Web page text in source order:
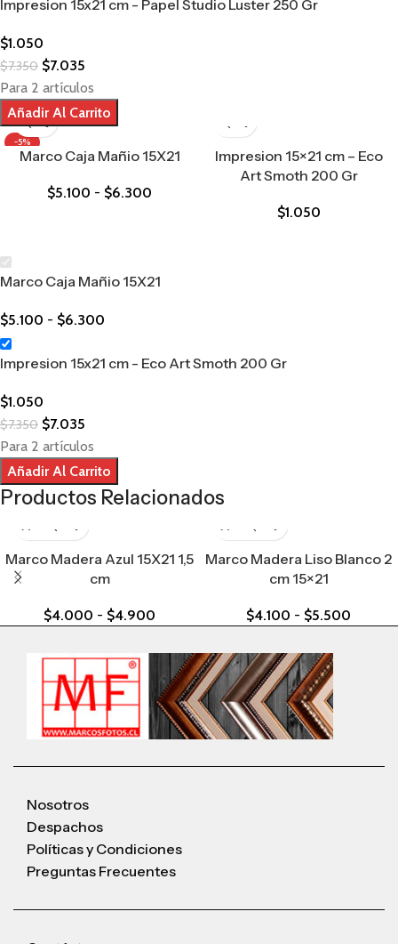
Impresion 15x21 cm - Papel Studio Luster 250 Gr
$1.050
$7.350 $7.035
Para 2 artículos
Añadir Al Carrito
-5%
Marco Caja Mañio 15X21
$5.100 - $6.300
Impresion 15×21 cm – Eco
Art Smoth 200 Gr
$1.050
Marco Caja Mañio 15X21
$5.100 - $6.300
Impresion 15x21 cm - Eco Art Smoth 200 Gr
$1.050
$7.350 $7.035
Para 2 artículos
Añadir Al Carrito
Productos Relacionados
Marco Madera Azul 15X21 1,5
cm
$4.000 - $4.900
Marco Madera Liso Blanco 2
cm 15×21
$4.100 - $5.500
Nosotros
Despachos
Políticas y Condiciones
Preguntas Frecuentes